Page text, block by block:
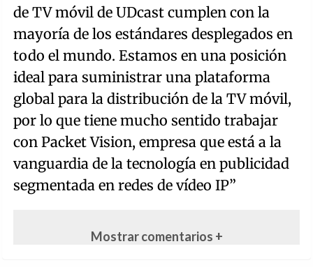
de TV móvil de UDcast cumplen con la
mayoría de los estándares desplegados en
todo el mundo. Estamos en una posición
ideal para suministrar una plataforma
global para la distribución de la TV móvil,
por lo que tiene mucho sentido trabajar
con Packet Vision, empresa que está a la
vanguardia de la tecnología en publicidad
segmentada en redes de vídeo IP”
Mostrar comentarios +